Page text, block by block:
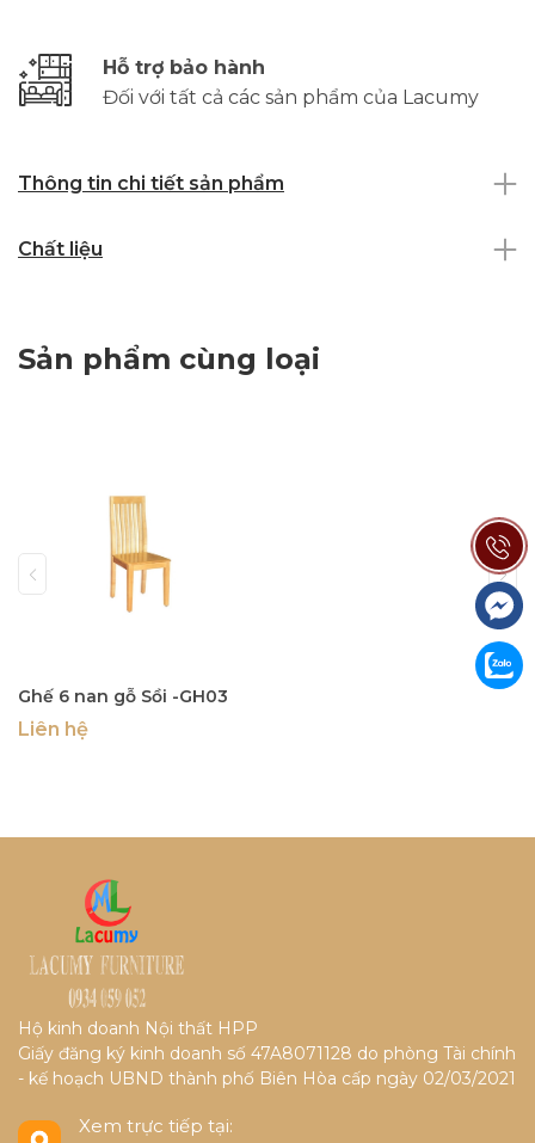
Hỗ trợ bảo hành
Đối với tất cả các sản phẩm của Lacumy
Thông tin chi tiết sản phẩm
Chất liệu
Sản phẩm cùng loại
Ghế 6 nan gỗ Sồi -GH03
Liên hệ
Hộ kinh doanh Nội thất HPP
Giấy đăng ký kinh doanh số 47A8071128 do phòng Tài chính
- kế hoạch UBND thành phố Biên Hòa cấp ngày 02/03/2021
Xem trực tiếp tại: